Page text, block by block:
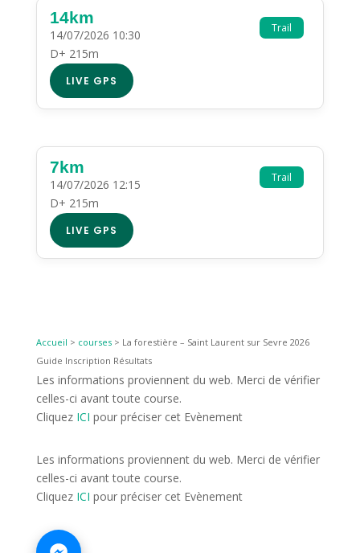
Trail
14km
14/07/2026 10:30
D+ 215m
LIVE GPS
Trail
7km
14/07/2026 12:15
D+ 215m
LIVE GPS
Accueil > courses> La forestière – Saint Laurent sur Sevre 2026
Guide Inscription Résultats
Les informations proviennent du web. Merci de vérifier
celles-ci avant toute course.
Cliquez ICI pour préciser cet Evènement
Les informations proviennent du web. Merci de vérifier
celles-ci avant toute course.
Cliquez ICI pour préciser cet Evènement